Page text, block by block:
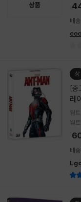
배
상
[중
레이
월
월
배